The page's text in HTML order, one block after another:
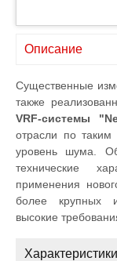
Описание
Существенные
также
VRF-системы
отрасли по таким
уровень шума.
технические
применения
более крупных
высокие
Характеристики